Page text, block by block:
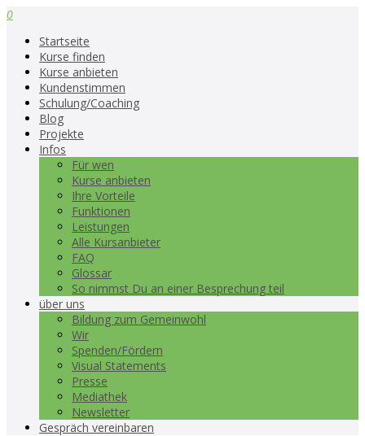
0
Startseite
Kurse finden
Kurse anbieten
Kundenstimmen
Schulung/Coaching
Blog
Projekte
Infos
Für wen
Kurse anbieten
Ihre Vorteile
Funktionen
Leistungen
Alle Kursanbieter
FAQ
Glossar
So nimmst Du an einer Besprechung teil
über uns
Bildung zum Gemeinwohl
Wir
Spenden/Fördern
Visual Statements
Presse
Mediathek
Newsletter
Gespräch vereinbaren